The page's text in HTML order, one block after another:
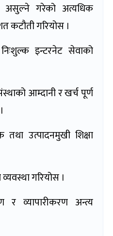
असुल्ने गरेको अत्यधिक
कटौती गरियोस ।
निःशुल्क इन्टरनेट सेवाको
आम्दानी र खर्च पूर्ण
उत्पादनमुखी शिक्षा
व्यवस्था गरियोस ।
र व्यापारीकरण अन्त्य